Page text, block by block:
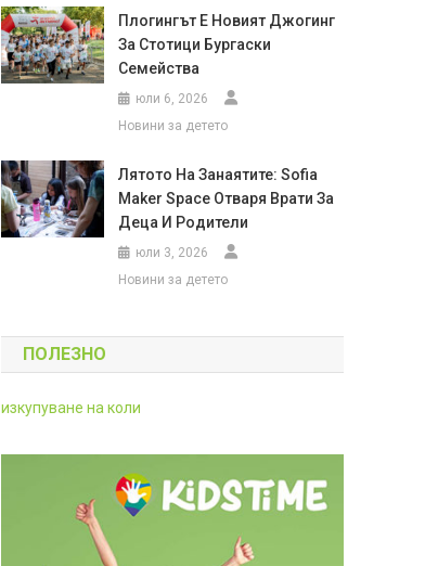
Плогингът Е Новият Джогинг
За Стотици Бургаски
Семейства
юли 6, 2026
Новини за детето
Лятото На Занаятите: Sofia
Maker Space Отваря Врати За
Деца И Родители
юли 3, 2026
Новини за детето
ПОЛЕЗНО
изкупуване на коли